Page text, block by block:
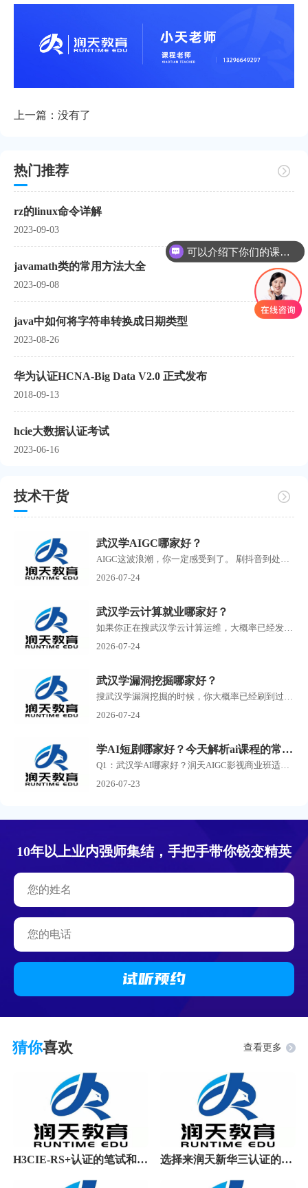
上一篇：没有了
热门推荐
rz的linux命令详解
2023-09-03
javamath类的常用方法大全
2023-09-08
java中如何将字符串转换成日期类型
2023-08-26
华为认证HCNA-Big Data V2.0 正式发布
2018-09-13
hcie大数据认证考试
2023-06-16
技术干货
武汉学AIGC哪家好？
AIGC这波浪潮，你一定感受到了。 刷抖音到处是AI生成的短剧，刷小红书满屏AI绘画作品，朋友圈里有人开始靠AI接单赚钱了。搜武汉学AIGC的人越来越多，但问题也随之而来培训机构如雨...
2026-07-24
武汉学云计算就业哪家好？
如果你正在搜武汉学云计算运维，大概率已经发现了一个问题：满屏的培训机构广告，每家都说自己名师授课、实战教学、高薪就业，但到底哪家靠谱，根本分不清。 云计算运维这个方...
2026-07-24
武汉学漏洞挖掘哪家好？
搜武汉学漏洞挖掘的时候，你大概率已经刷到过一堆培训机构的广告了。 有打着零基础包就业旗号的，有号称30天速成渗透测试的，还有把你拉进群先听一节免费课再疯狂推销的。 说实...
2026-07-24
学AI短剧哪家好？今天解析ai课程的常见问答
Q1：武汉学AI哪家好？润天AIGC影视商业班适合零基础小白吗？ A：润天教育是武汉专业AI短剧、AI漫剧培训机构，零基础完全可以报名。课程不要求美术、剪辑、影视专业功底，从AI提示词...
2026-07-23
10年以上业内强师集结，手把手带你锐变精英
试听预约
猜你喜欢 查看更多
H3CIE-RS+认证的笔试和机试都有变动，还没考试的 选择来润天新华三认证的原因加一：学员认可的
课程是怎么收费的呢？